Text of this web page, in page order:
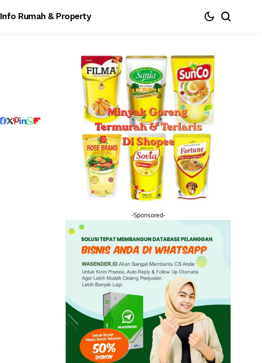
Info Rumah & Property
-Sponsored-